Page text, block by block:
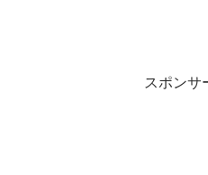
スポンサ